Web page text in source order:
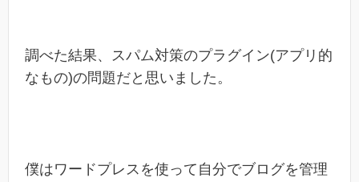
調べた結果、スパム対策のプラグイン(アプリ的
なもの)の問題だと思いました。
僕はワードプレスを使って自分でブログを管理